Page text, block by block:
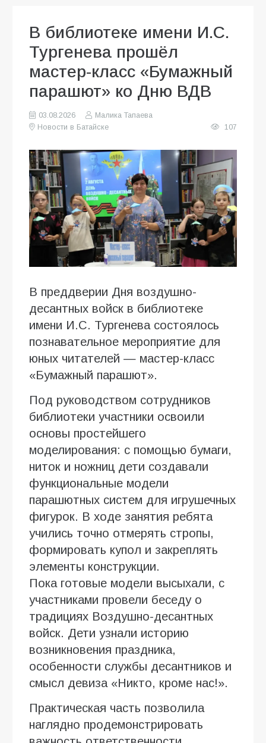
В библиотеке имени И.С.
Тургенева прошёл
мастер-класс «Бумажный
парашют» ко Дню ВДВ
03.08.2026
Малика Тапаева
Новости в Батайске
107
В преддверии Дня воздушно-
десантных войск в библиотеке
имени И.С. Тургенева состоялось
познавательное мероприятие для
юных читателей — мастер-класс
«Бумажный парашют».
Под руководством сотрудников
библиотеки участники освоили
основы простейшего
моделирования: с помощью бумаги,
ниток и ножниц дети создавали
функциональные модели
парашютных систем для игрушечных
фигурок. В ходе занятия ребята
учились точно отмерять стропы,
формировать купол и закреплять
элементы конструкции.
Пока готовые модели высыхали, с
участниками провели беседу о
традициях Воздушно-десантных
войск. Дети узнали историю
возникновения праздника,
особенности службы десантников и
смысл девиза «Никто, кроме нас!».
Практическая часть позволила
наглядно продемонстрировать